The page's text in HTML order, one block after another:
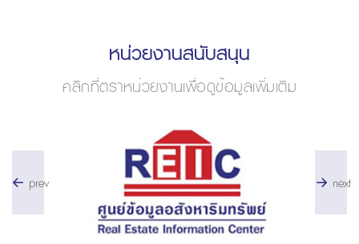
หน่วยงานสนับสนุน
คลิกที่ตราหน่วยงานเพื่อดูข้อมูลเพิ่มเติม
prev next